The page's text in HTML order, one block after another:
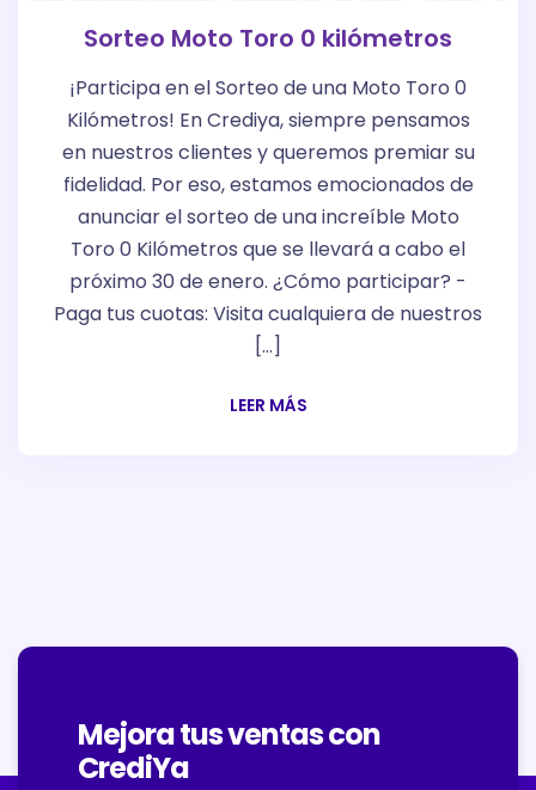
Sorteo Moto Toro 0 kilómetros
¡Participa en el Sorteo de una Moto Toro 0
Kilómetros! En Crediya, siempre pensamos
en nuestros clientes y queremos premiar su
fidelidad. Por eso, estamos emocionados de
anunciar el sorteo de una increíble Moto
Toro 0 Kilómetros que se llevará a cabo el
próximo 30 de enero. ¿Cómo participar? -
Paga tus cuotas: Visita cualquiera de nuestros
[…]
LEER MÁS
Mejora tus ventas con
CrediYa